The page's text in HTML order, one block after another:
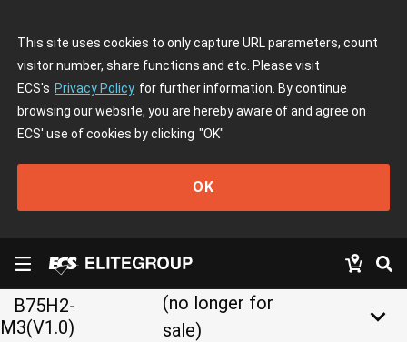
This site uses cookies to only capture URL parameters, count
visitor number, share functions and etc. Please visit
ECS's Privacy Policy for further information. By continue
browsing our website, you are hereby aware of and agree on
ECS' use of cookies by clicking "OK"
OK
B75H2-
M3(V1.0)
(no longer for
sale)
keyboard_arrow_down